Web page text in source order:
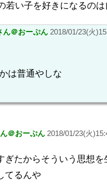
若い子を好きになるの
ん＠おーぷん 2018/01/23(火
は普通やしな
＠おーぷん 2018/01/23(火
ぎたからそういう思想
てるんや